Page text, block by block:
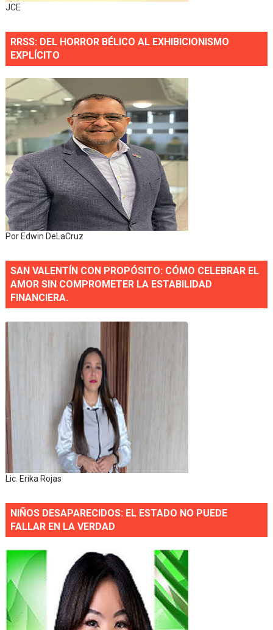
JCE
RRSS: DEL HORROR BÉLICO AL EXHIBICIONISMO
EXPLÍCITO
Por Edwin DeLaCruz
SAN VALENTÍN CON PROPÓSITO: CÓMO CELEBRAR EL
AMOR SIN COMPROMETER LA ESTABILIDAD
FINANCIERA.
Lic. Erika Rojas
NIÑOS DESAPARECIDOS: EL ESTADO NO PUEDE
FALLAR EN LA VERDAD